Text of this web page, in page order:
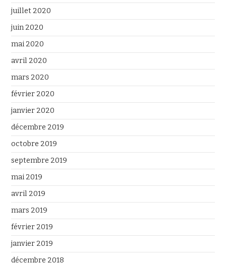
juillet 2020
juin 2020
mai 2020
avril 2020
mars 2020
février 2020
janvier 2020
décembre 2019
octobre 2019
septembre 2019
mai 2019
avril 2019
mars 2019
février 2019
janvier 2019
décembre 2018